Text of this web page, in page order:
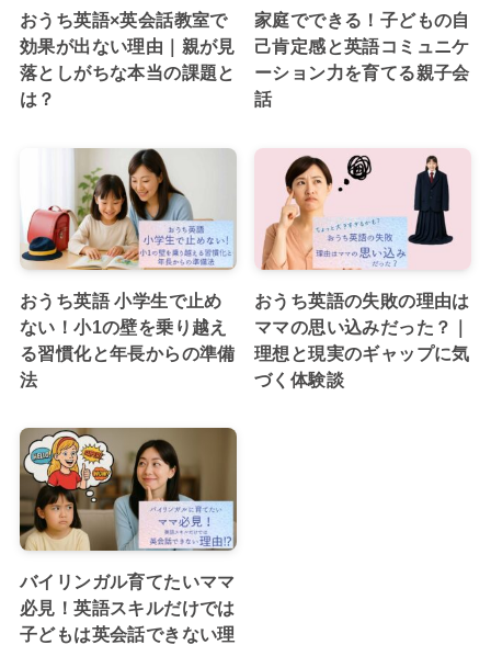
おうち英語×英会話教室で
効果が出ない理由｜親が見
落としがちな本当の課題と
は？
家庭でできる！子どもの自
己肯定感と英語コミュニケ
ーション力を育てる親子会
話
おうち英語 小学生で止め
ない！小1の壁を乗り越え
る習慣化と年長からの準備
法
おうち英語の失敗の理由は
ママの思い込みだった？｜
理想と現実のギャップに気
づく体験談
バイリンガル育てたいママ
必見！英語スキルだけでは
子どもは英会話できない理